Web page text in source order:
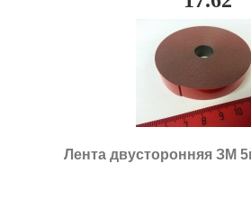
Лента двусторонняя ЗМ